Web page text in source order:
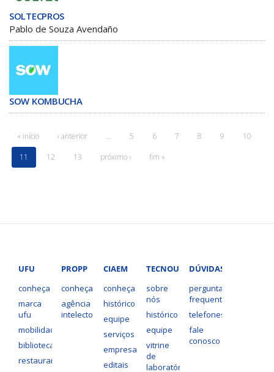
SOLTECPROS
Pablo de Souza Avendaño
SOW KOMBUCHA
« início ‹ anterior … 5 6 7 8 9
10
11
12 13 próximo › fim »
UFU
conheça
marca
ufu
mobilidade
bibliotecas
restaurantes
PROPP
conheça
agência
intelecto
CIAEM
conheça
histórico
equipe
serviços
empresas
editais
TECNOUFU
sobre
nós
histórico
equipe
vitrine
de
laboratórios
DÚVIDAS?
perguntas
frequentes
telefones
fale
conosco